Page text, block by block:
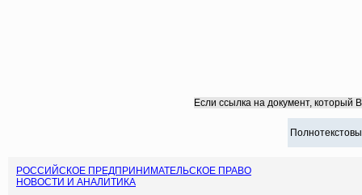
Если ссылка на документ, который
РОССИЙСКОЕ ПРЕДПРИНИМАТЕЛЬСКОЕ ПРАВО
НОВОСТИ И АНАЛИТИКА